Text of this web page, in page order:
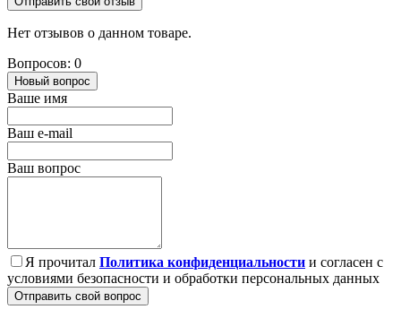
Нет отзывов о данном товаре.
Вопросов: 0
Новый вопрос
Ваше имя
Ваш e-mail
Ваш вопрос
Я прочитал Политика конфиденциальности и согласен с
условиями безопасности и обработки персональных данных
Отправить свой вопрос